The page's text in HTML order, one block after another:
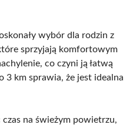
wybór dla rodzin z
sprzyjają komfortowym
co czyni ją łatwą
3 km sprawia, że jest idealna
czas na świeżym powietrzu,